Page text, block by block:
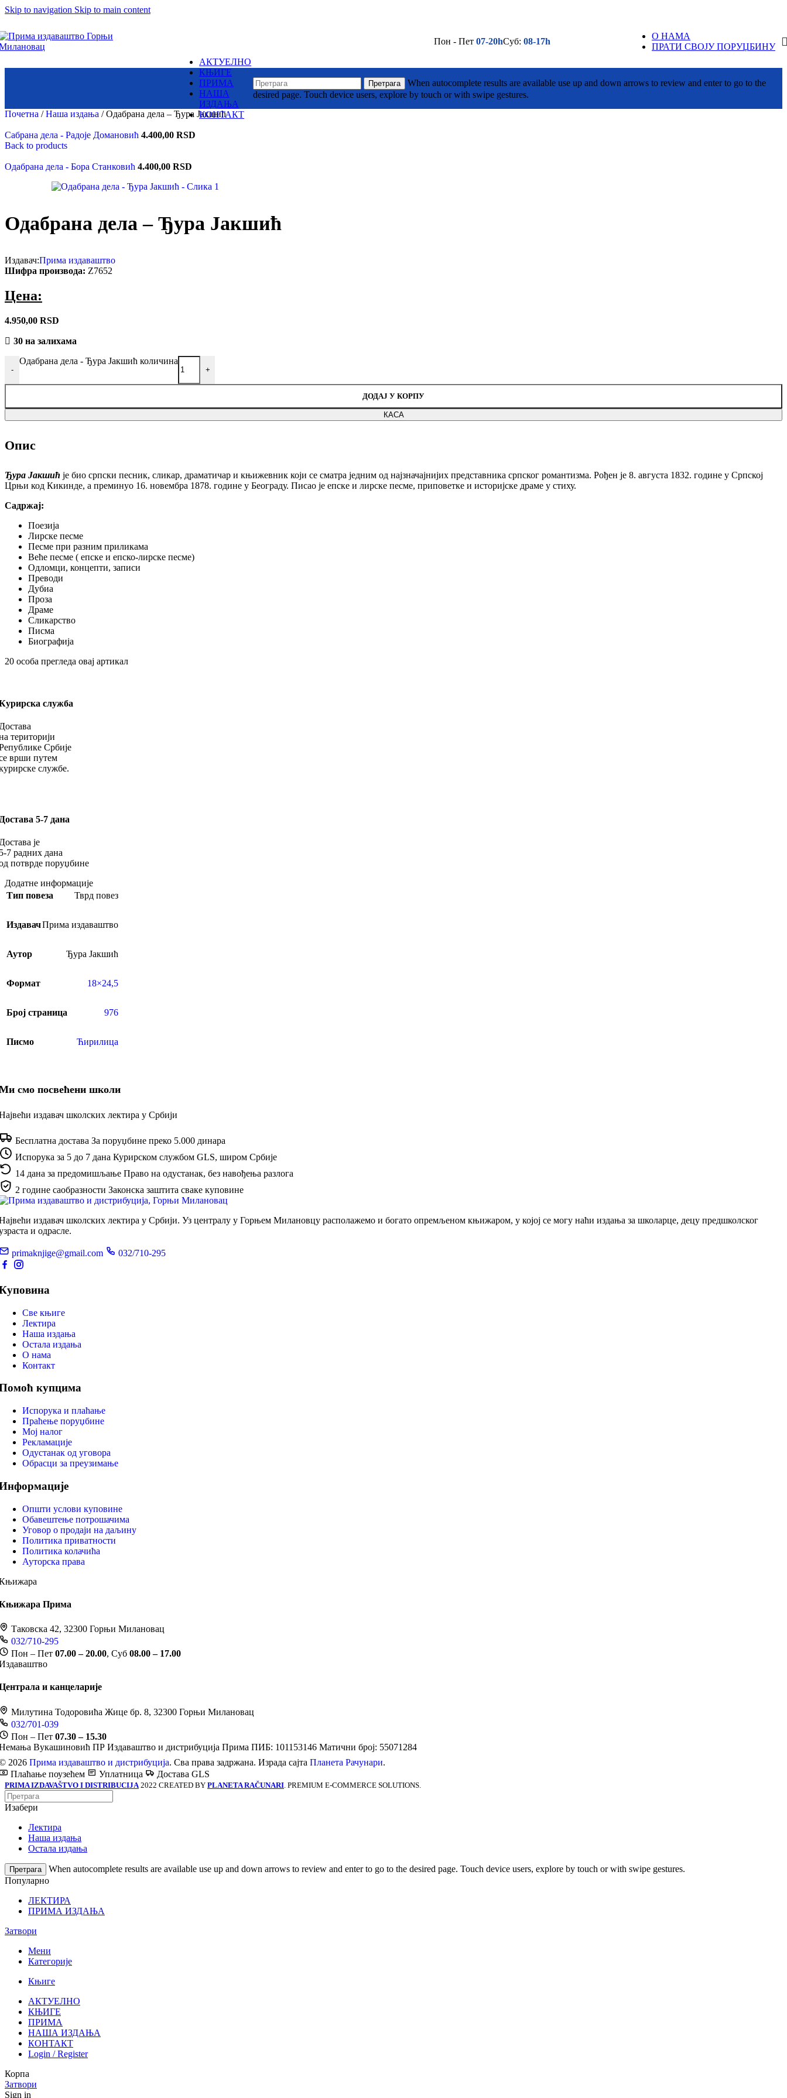
Skip to navigation Skip to main content
Издаваштво: Милутина Тодоровића Жице ББ, Горњи Милановац
Контакт
Пон. - Пет.:
7:30am -15:30pm
Пон - Пет 07-20hСуб: 08-17h
О НАМА
ПРАТИ СВОЈУ ПОРУЏБИНУ
Змајеви су снажни,
одважни,
али и страшни демони,
Вилинске
Чудесна лепота
и натприродне
Српска историја
Долина
АКТУЕЛНО
КЊИГЕ
ПРИМА
НАША
ИЗДАЊА
КОНТАКТ
Претрага
When autocomplete results are available use up and down arrows to review and enter to go to the
desired page. Touch device users, explore by touch or with swipe gestures.
Почетна / Наша издања / Одабрана дела – Ђура Јакшић
Сабрана дела - Радоје Домановић 4.400,00 RSD
Back to products
Одабрана дела - Бора Станковић 4.400,00 RSD
Одабрана дела – Ђура Јакшић
Издавач:Прима издаваштво
Шифра производа: Z7652
Цена:
4.950,00 RSD
30 на залихама
-
Одабрана дела - Ђура Јакшић количина
+
ДОДАЈ У КОРПУ
КАСА
Опис
Ђура Јакшић је био српски песник, сликар, драматичар и књижевник који се сматра једним од најзначајнијих представника српског романтизма. Рођен је 8. августа 1832. године у Српској
Црњи код Кикинде, а преминуо 16. новембра 1878. године у Београду. Писао је епске и лирске песме, приповетке и историјске драме у стиху.
Садржај:
Поезија
Лирске песме
Песме при разним приликама
Веће песме ( епске и епско-лирске песме)
Одломци, концепти, записи
Преводи
Дубиа
Проза
Драме
Сликарство
Писма
Биографија
20 особа прегледа овај артикал
служба
територији
Србије
врши путем
службе.
5-7 дана
је
7 радних дана
потврде поруџбине
Додатне информације
Тип повеза
Тврд повез
ИздавачПрима издаваштво
Аутор Ђура Јакшић
Формат 18×24,5
Број страница 976
Писмо Ћирилица
смо посвећени школи
издавач школских лектира у Србији
Бесплатна достава За поруџбине преко 5.000 динара
Испорука за 5 до 7 дана Курирском службом GLS, широм Србије
14 дана за предомишљање Право на одустанак, без навођења разлога
2 године саобразности Законска заштита сваке куповине
издавач школских лектира у Србији. Уз централу у Горњем Милановцу располажемо и богато опремљеном књижаром, у којој се могу наћи издања за школарце, децу предшколског
и одрасле.
primaknjige@gmail.com 032/710-295
Све књиге
Лектира
Наша издања
Остала издања
О нама
Контакт
купцима
Испорука и плаћање
Праћење поруџбине
Мој налог
Рекламације
Одустанак од уговора
Обрасци за преузимање
Општи услови куповине
Обавештење потрошачима
Уговор о продаји на даљину
Политика приватности
Политика колачића
Ауторска права
Прима
Таковска 42, 32300 Горњи Милановац
032/710-295
Пон – Пет 07.00 – 20.00, Суб 08.00 – 17.00
и канцеларије
Милутина Тодоровића Жице бр. 8, 32300 Горњи Милановац
032/701-039
Пон – Пет 07.30 – 15.30
Вукашиновић ПР Издаваштво и дистрибуција Прима ПИБ: 101153146 Матични број: 55071284
2026 Прима издаваштво и дистрибуција. Сва права задржана. Израда сајта Планета Рачунари.
Плаћање поузећем
Уплатница Достава GLS
PRIMA IZDAVAŠTVO I DISTRIBUCIJA 2022 CREATED BY PLANETA RAČUNARI . PREMIUM E-COMMERCE SOLUTIONS.
Изабери
Лектира
Наша издања
Остала издања
Претрага
When autocomplete results are available use up and down arrows to review and enter to go to the desired page. Touch device users, explore by touch or with swipe gestures.
Популарно
ЛЕКТИРА
ПРИМА ИЗДАЊА
Затвори
Мени
Категорије
Књиге
АКТУЕЛНО
КЊИГЕ
ПРИМА
НАША ИЗДАЊА
КОНТАКТ
Login / Register
Корпа
Затвори
Sign in